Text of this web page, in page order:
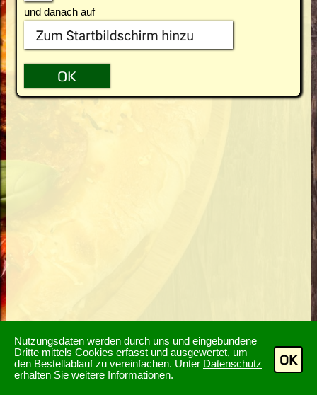
Nutzungsdaten werden durch uns und eingebundene
Dritte mittels Cookies erfasst und ausgewertet, um
den Bestellablauf zu vereinfachen. Unter Datenschutz
erhalten Sie weitere Informationen.
OK
und danach auf